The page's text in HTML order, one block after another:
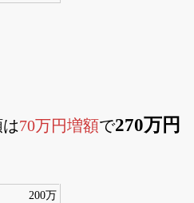
70万円増額で270万円
200万